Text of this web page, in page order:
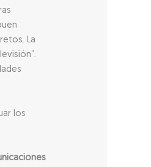
La
los